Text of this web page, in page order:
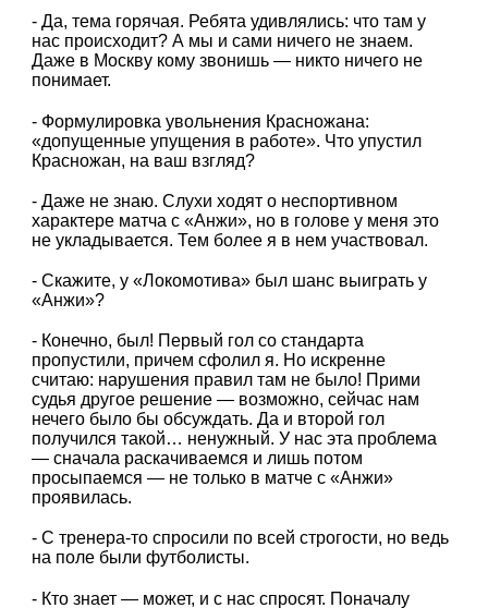
- Да, тема горячая. Ребята удивлялись: что там у
нас происходит? А мы и сами ничего не знаем.
Даже в Москву кому звонишь — никто ничего не
понимает.
- Формулировка увольнения Красножана:
«допущенные упущения в работе». Что упустил
Красножан, на ваш взгляд?
- Даже не знаю. Слухи ходят о неспортивном
характере матча с «Анжи», но в голове у меня это
не укладывается. Тем более я в нем участвовал.
- Скажите, у «Локомотива» был шанс выиграть у
«Анжи»?
- Конечно, был! Первый гол со стандарта
пропустили, причем сфолил я. Но искренне
считаю: нарушения правил там не было! Прими
судья другое решение — возможно, сейчас нам
нечего было бы обсуждать. Да и второй гол
получился такой… ненужный. У нас эта проблема
— сначала раскачиваемся и лишь потом
просыпаемся — не только в матче с «Анжи»
проявилась.
- С тренера-то спросили по всей строгости, но ведь
на поле были футболисты.
- Кто знает — может, и с нас спросят. Поначалу